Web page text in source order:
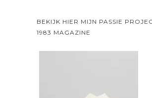
BEKIJK HIER MIJN PASSIE
1983 MAGAZINE